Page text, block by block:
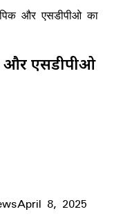
और एसडीपीओ का
और एसडीपीओ
April 8, 2025